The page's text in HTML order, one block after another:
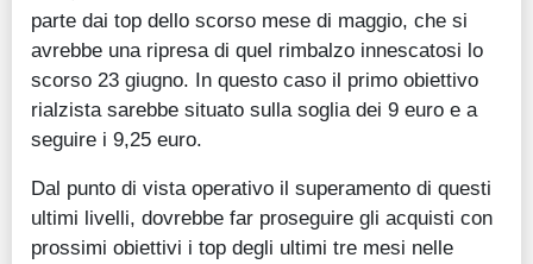
parte dai top dello scorso mese di maggio, che si
avrebbe una ripresa di quel rimbalzo innescatosi lo
scorso 23 giugno. In questo caso il primo obiettivo
rialzista sarebbe situato sulla soglia dei 9 euro e a
seguire i 9,25 euro.
Dal punto di vista operativo il superamento di questi
ultimi livelli, dovrebbe far proseguire gli acquisti con
prossimi obiettivi i top degli ultimi tre mesi nelle